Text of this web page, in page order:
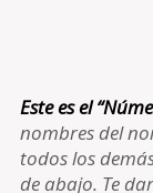
Este es el
nombres del
todos los
de abajo. Te